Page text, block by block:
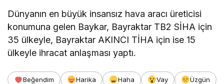
Dünyanın en büyük insansız hava aracı üreticisi
konumuna gelen Baykar, Bayraktar TB2 SİHA için
35 ülkeyle, Bayraktar AKINCI TİHA için ise 15
ülkeyle ihracat anlaşması yaptı.
Beğendim Harika Haha Vay
Üzgün